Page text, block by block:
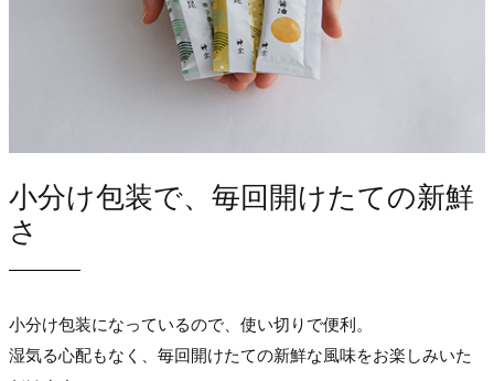
小分け包装で、毎回開けたての新鮮
さ
小分け包装になっているので、使い切りで便利。
湿気る心配もなく、毎回開けたての新鮮な風味をお楽しみいた